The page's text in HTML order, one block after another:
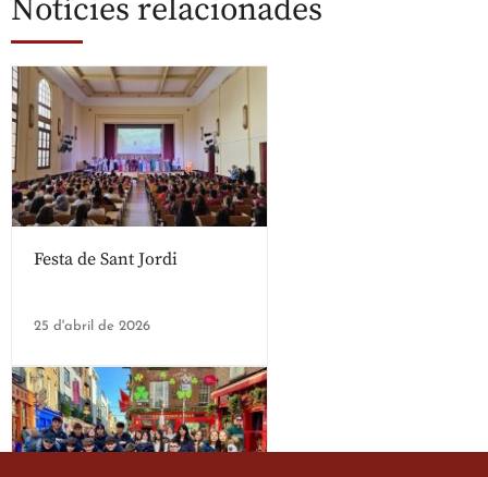
Notícies relacionades
Festa de Sant Jordi
25 d'abril de 2026